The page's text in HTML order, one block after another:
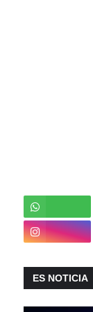
ES NOTICIA